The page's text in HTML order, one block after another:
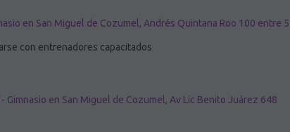
en San Miguel de Cozumel, Andrés Quintana Roo 100 entre
con entrenadores capacitados
- Gimnasio en San Miguel de Cozumel, Av Lic Benito Juárez 648